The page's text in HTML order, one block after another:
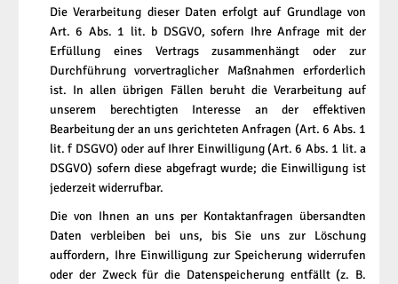
Die Verarbeitung dieser Daten erfolgt auf Grundlage von
Art. 6 Abs. 1 lit. b DSGVO, sofern Ihre Anfrage mit der
Erfüllung eines Vertrags zusammenhängt oder zur
Durchführung vorvertraglicher Maßnahmen erforderlich
ist. In allen übrigen Fällen beruht die Verarbeitung auf
unserem berechtigten Interesse an der effektiven
Bearbeitung der an uns gerichteten Anfragen (Art. 6 Abs. 1
lit. f DSGVO) oder auf Ihrer Einwilligung (Art. 6 Abs. 1 lit. a
DSGVO) sofern diese abgefragt wurde; die Einwilligung ist
jederzeit widerrufbar.
Die von Ihnen an uns per Kontaktanfragen übersandten
Daten verbleiben bei uns, bis Sie uns zur Löschung
auffordern, Ihre Einwilligung zur Speicherung widerrufen
oder der Zweck für die Datenspeicherung entfällt (z. B.